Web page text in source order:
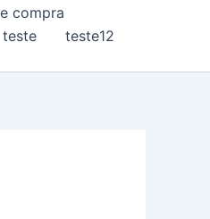
compra
teste
teste12